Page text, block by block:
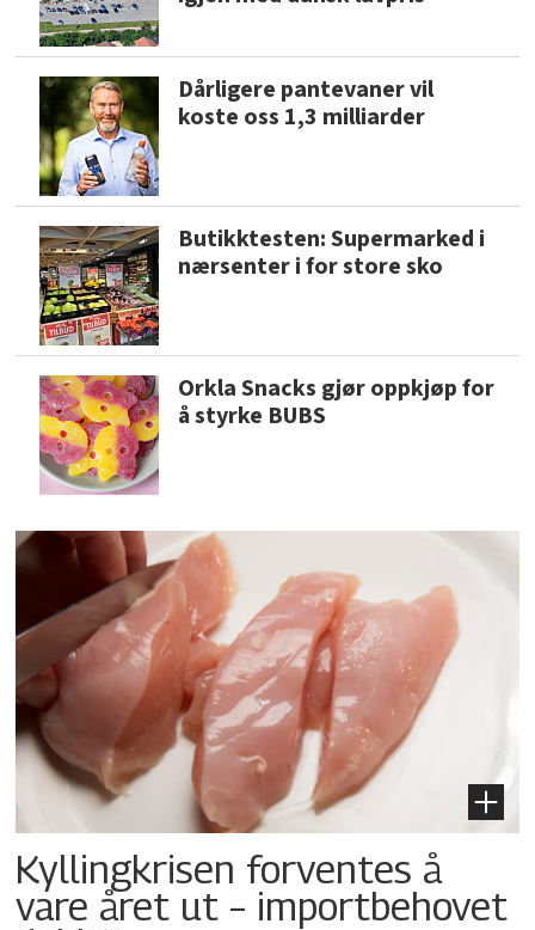
Dårligere pantevaner vil
koste oss 1,3 milliarder
Butikktesten: Supermarked i
nærsenter i for store sko
Orkla Snacks gjør oppkjøp for
å styrke BUBS
Kyllingkrisen forventes å
vare året ut – importbehovet